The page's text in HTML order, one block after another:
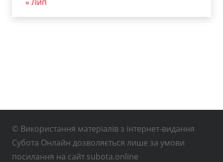
© Використання матеріалів з інтернет-видання
Субота Онлайн дозволяється лише за умови
посилання на сайт subota.online